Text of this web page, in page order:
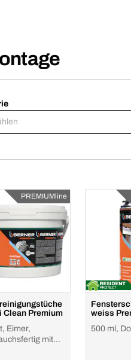
PREMIUMline
Clean Premium
Eimer,
mit
weiss
500 ml,